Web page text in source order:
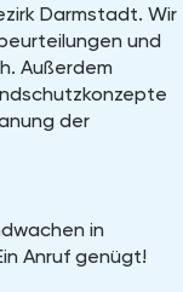
Darmstadt. Wir
und
Außerdem
der
in
Anruf genügt!